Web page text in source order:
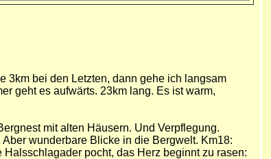
3km bei den Letzten, dann gehe ich langsam
geht es aufwärts. 23km lang. Es ist warm,
mit alten Häusern. Und Verpflegung.
wunderbare Blicke in die Bergwelt. Km18:
pocht, das Herz beginnt zu rasen: